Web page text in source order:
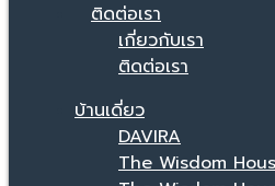
ติดต่อเรา
เกี่ยวกับเรา
ติดต่อเรา
บ้านเดี่ยว
DAVIRA
The Wisdom